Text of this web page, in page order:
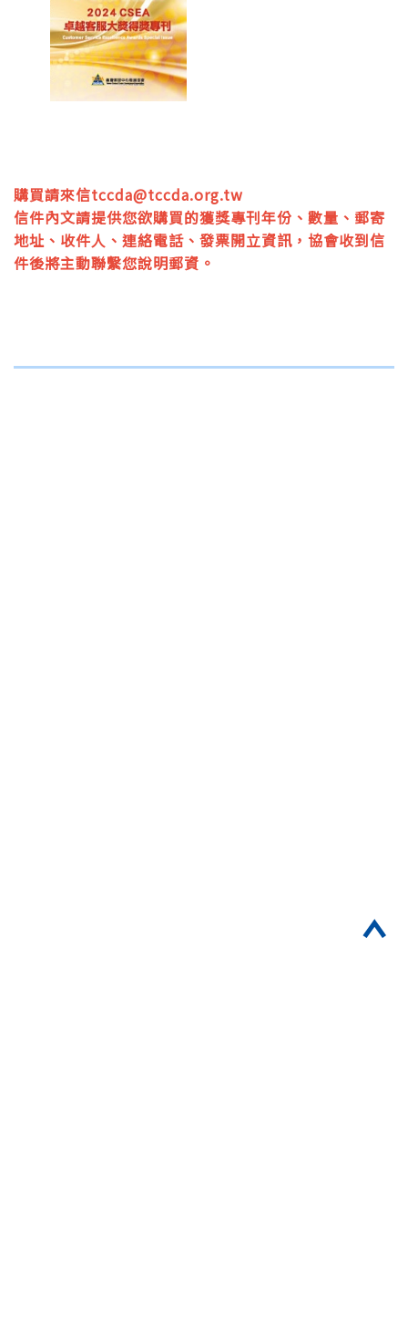
購買請來信tccda@tccda.org.tw
信件內文請提供您欲購買的獲獎專刊年份、數量、郵寄
地址、收件人、連絡電話、發票開立資訊，協會收到信
件後將主動聯繫您說明郵資。